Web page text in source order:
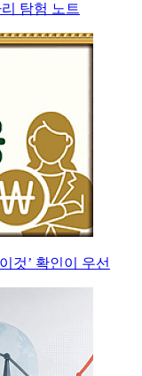
탐험 노트
것’ 확인이 우선